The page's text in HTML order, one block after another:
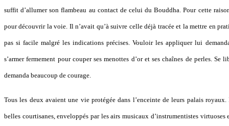
suffit d’allumer son flambeau au contact de celui du Bouddha. Pour cette
pour découvrir la voie. Il n’avait qu’à suivre celle déjà tracée et la mettre en
pas si facile malgré les indications précises. Vouloir les appliquer lui
s’armer fermement pour couper ses menottes d’or et ses chaînes de perles. Se
demanda beaucoup de courage.
Tous les deux avaient une vie protégée dans l’enceinte de leurs palais
belles courtisanes, enveloppés par les airs musicaux d’instrumentistes virtuoses